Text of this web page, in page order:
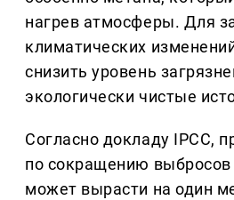
нагрев атмосферы. Для
климатических
снизить уровень
экологически чистые
Согласно докладу IPCC,
по сокращению выбросов
может вырасти на один